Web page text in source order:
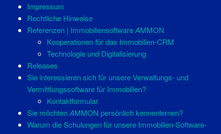
Impressum
Rechtliche Hinweise
Referenzen | ImmobiliensoftwareAMMON
Kooperationen für das Immobilien-CRM
Technologie und Digitalisierung
Releases
Sie interessieren sich für unsere Verwaltungs- und
Vermittlungssoftware für Immobilien?
Kontaktformular
Sie möchtenAMMON persönlich kennenlernen?
Warum die Schulungen für unsere Immobilien-Software-